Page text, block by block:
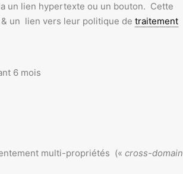
un lien hypertexte ou un bouton. Cette
un lien vers leur politique de traitement
6 mois
multi-propriétés (« cross-domain